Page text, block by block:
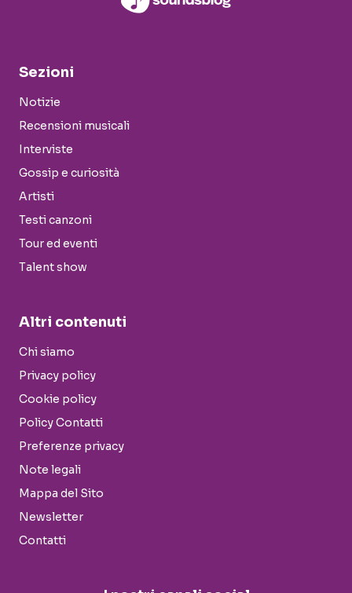
Sezioni
Notizie
Recensioni musicali
Interviste
Gossip e curiosità
Artisti
Testi canzoni
Tour ed eventi
Talent show
Altri contenuti
Chi siamo
Privacy policy
Cookie policy
Policy Contatti
Preferenze privacy
Note legali
Mappa del Sito
Newsletter
Contatti